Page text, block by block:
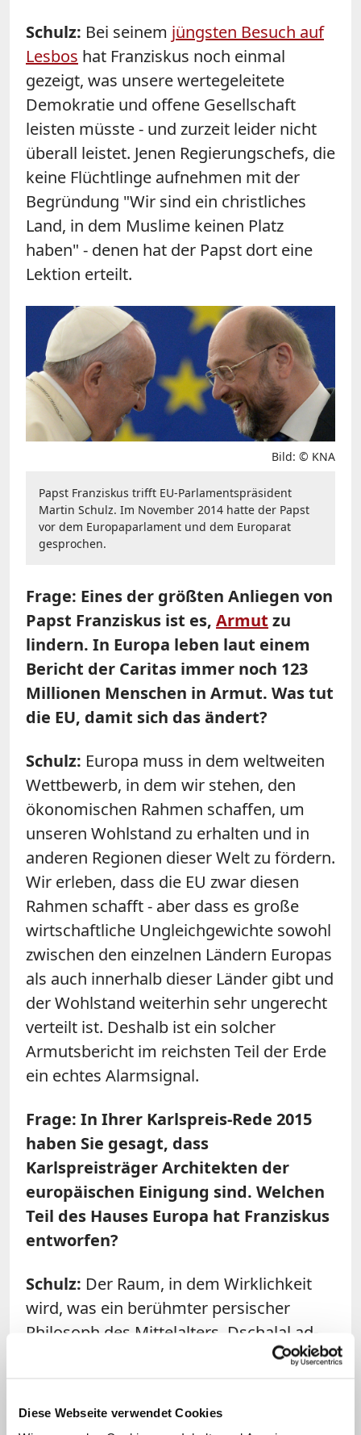
Diese Webseite verwendet Cookies
Schulz: Bei seinem jüngsten Besuch auf
Lesbos hat Franziskus noch einmal
gezeigt, was unsere wertegeleitete
Demokratie und offene Gesellschaft
leisten müsste - und zurzeit leider nicht
überall leistet. Jenen Regierungschefs, die
keine Flüchtlinge aufnehmen mit der
Begründung "Wir sind ein christliches
Land, in dem Muslime keinen Platz
haben" - denen hat der Papst dort eine
Lektion erteilt.
Bild: © KNA
Papst Franziskus trifft EU-Parlamentspräsident
Martin Schulz. Im November 2014 hatte der Papst
vor dem Europaparlament und dem Europarat
gesprochen.
Frage: Eines der größten Anliegen von
Papst Franziskus ist es, Armut zu
lindern. In Europa leben laut einem
Bericht der Caritas immer noch 123
Millionen Menschen in Armut. Was tut
die EU, damit sich das ändert?
Schulz: Europa muss in dem weltweiten
Wettbewerb, in dem wir stehen, den
ökonomischen Rahmen schaffen, um
unseren Wohlstand zu erhalten und in
anderen Regionen dieser Welt zu fördern.
Wir erleben, dass die EU zwar diesen
Rahmen schafft - aber dass es große
wirtschaftliche Ungleichgewichte sowohl
zwischen den einzelnen Ländern Europas
als auch innerhalb dieser Länder gibt und
der Wohlstand weiterhin sehr ungerecht
verteilt ist. Deshalb ist ein solcher
Armutsbericht im reichsten Teil der Erde
ein echtes Alarmsignal.
Frage: In Ihrer Karlspreis-Rede 2015
haben Sie gesagt, dass
Karlspreisträger Architekten der
europäischen Einigung sind. Welchen
Teil des Hauses Europa hat Franziskus
entworfen?
Schulz: Der Raum, in dem Wirklichkeit
wird, was ein berühmter persischer
Philosoph des Mittelalters, Dschalal ad-
Din ar-Rumi, gesagt hat: Jenseits von
treffen wir uns. Dieser Ort ist vielleicht
das Zimmer, das der Papst in Europa